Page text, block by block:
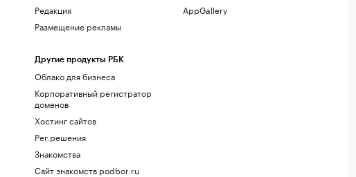
Редакция
Размещение рекламы
Другие продукты РБК
Облако для бизнеса
Корпоративный регистратор
доменов
Хостинг сайтов
Рег.решения
Знакомства
Сайт знакомств podbor.ru
AppGallery